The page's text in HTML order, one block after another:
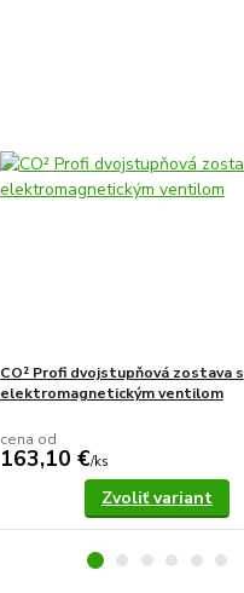
CO² Profi dvojstupňová zostava s
elektromagnetickým ventilom
cena od
163,10 €/ks
Zvoliť variant